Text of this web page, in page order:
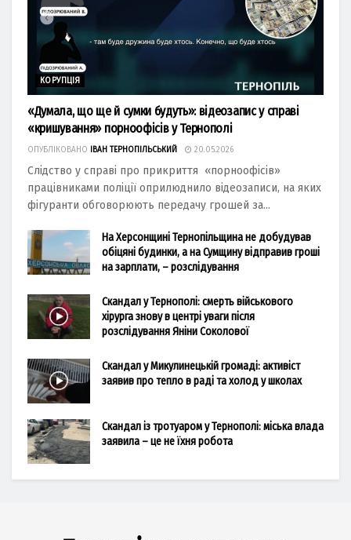
КОРУПЦІЯ
«Думала, що ще й сумки будуть»: відеозапис у справі
«кришування» порноофісів у Тернополі
ОПУБЛІКОВАНО ІВАН ТЕРНОПІЛЬСЬКИЙ 20.05.2026
Слідство у справі про прикриття «порноофісів»
працівниками поліції оприлюднило відеозаписи, на яких
фігуранти обговорюють передачу грошей за...
На Херсонщині Тернопільщина не добудував
обіцяні будинки, а на Сумщину відправив гроші
на зарплати, – розслідування
Скандал у Тернополі: смерть військового
хірурга знову в центрі уваги після
розслідування Яніни Соколової
Скандал у Микулинецькій громаді: активіст
заявив про тепло в раді та холод у школах
Скандал із тротуаром у Тернополі: міська влада
заявила – це не їхня робота